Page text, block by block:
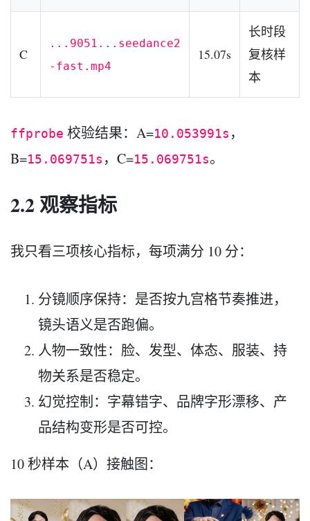
C
...9051...seedance2
-fast.mp4
15.07s
长时段
复核样
本
ffprobe 校验结果：A=10.053991s ，
B=15.069751s ，C=15.069751s。
2.2 观察指标
我只看三项核心指标，每项满分 10 分：
分镜顺序保持：是否按九宫格节奏推进，
镜头语义是否跑偏。
人物一致性：脸、发型、体态、服装、持
物关系是否稳定。
幻觉控制：字幕错字、品牌字形漂移、产
品结构变形是否可控。
10 秒样本（A）接触图：